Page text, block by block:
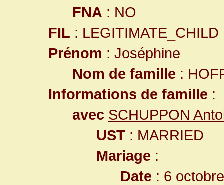
FNA : NO
FIL : LEGITIMATE_CHILD
Prénom : Joséphine
Nom de famille :
Informations de famille :
avec SCHUPPON
UST : MARRIED
Mariage :
Date : 6